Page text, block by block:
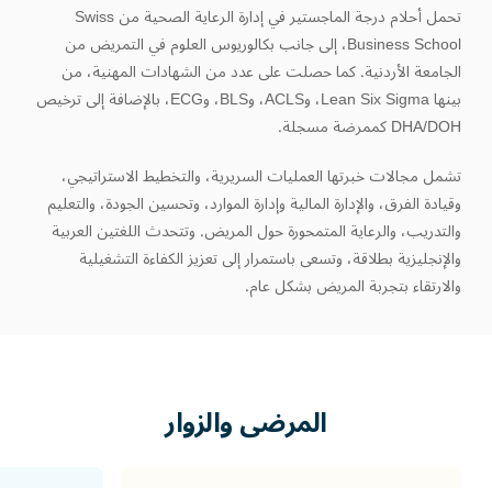
تحمل أحلام درجة الماجستير في إدارة الرعاية الصحية من Swiss
Business School، إلى جانب بكالوريوس العلوم في التمريض من
الجامعة الأردنية. كما حصلت على عدد من الشهادات المهنية، من
بينها Lean Six Sigma، وACLS، وBLS، وECG، بالإضافة إلى ترخيص
DHA/DOH كممرضة مسجلة.
تشمل مجالات خبرتها العمليات السريرية، والتخطيط الاستراتيجي،
وقيادة الفرق، والإدارة المالية وإدارة الموارد، وتحسين الجودة، والتعليم
والتدريب، والرعاية المتمحورة حول المريض. وتتحدث اللغتين العربية
والإنجليزية بطلاقة، وتسعى باستمرار إلى تعزيز الكفاءة التشغيلية
والارتقاء بتجربة المريض بشكل عام.
المرضىوالزوار